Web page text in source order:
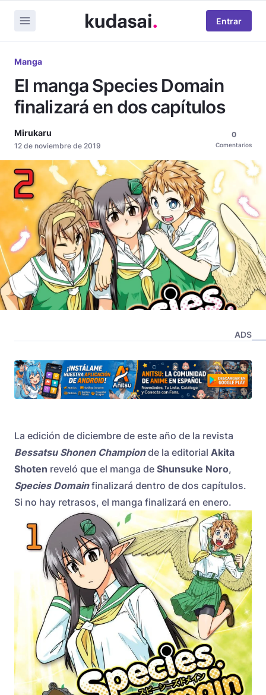
Entrar
Manga
El manga Species Domain
finalizará en dos capítulos
Mirukaru
12 de noviembre de 2019
0
Comentarios
ADS
La edición de diciembre de este año de la revista
Bessatsu Shonen Championde la editorial Akita
Shoten reveló que el manga de Shunsuke Noro,
Species Domainfinalizará dentro de dos capítulos.
Si no hay retrasos, el manga finalizará en enero.